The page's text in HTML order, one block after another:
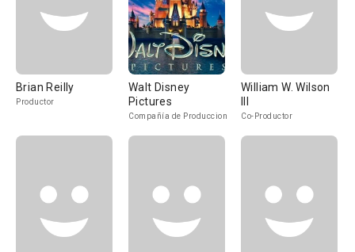
Brian Reilly
Productor
Walt Disney
Pictures
Compañía de Produccion
William W. Wilson
Co-Productor